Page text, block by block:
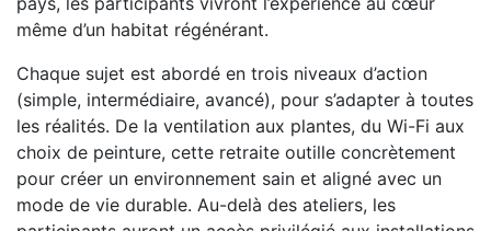
même d’un habitat régénérant.
Chaque sujet est abordé en trois niveaux d’action
(simple, intermédiaire, avancé), pour s’adapter à toutes
les réalités. De la ventilation aux plantes, du Wi-Fi aux
choix de peinture, cette retraite outille concrètement
pour créer un environnement sain et aligné avec un
mode de vie durable. Au-delà des ateliers, les